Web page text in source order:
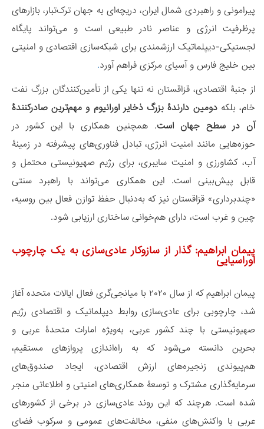
پیرامونی و راهبردی شمال ایران، دریچه‌ای به جهان ترک‌تبار، بازارهای
پرظرفیت انرژی و عناصر نادر طبیعی است و می‌تواند پایگاه
لجستیکی-دیپلماتیک ارزشمندی برای شبکه‌سازی اقتصادی و امنیتی
بین خلیج فارس و آسیای مرکزی فراهم آورد.
از جنبۀ اقتصادی، قزاقستان نه تنها یکی از تأمین‌کنندگان بزرگ نفت
خام، بلکهدومین دارندۀ بزرگ ذخایر اورانیوم و مهم‌ترین صادرکنندۀ
آن در سطح جهان است. همچنین همکاری با این کشور در
حوزه‌هایی مانند امنیت انرژی، تبادل فناوری‌های پیشرفته در زمینۀ
آب، کشاورزی و امنیت سایبری، برای رژیم صهیونیستی محتمل و
قابل پیش‌بینی است. این همکاری می‌تواند با راهبرد سنتی
«چندبرداری» قزاقستان نیز که به‌دنبال حفظ توازن فعال بین روسیه،
چین و غرب است، دارای هم‌خوانی ساختاری ارزیابی شود.
پیمان ابراهیم: گذار از سازوکار عادی‌سازی به یک چارچوب
اوراسیایی
پیمان ابراهیم که از سال ۲۰۲۰ با میانجی‌گری فعال ایالات متحده آغاز
شد، چارچوبی برای عادی‌سازی روابط دیپلماتیک و اقتصادی رژیم
صهیونیستی با چند کشور عربی، به‌ویژه امارات متحدۀ عربی و
بحرین دانسته می‌شود که به راه‌اندازی پروازهای مستقیم،
هم‌پیوندی زنجیره‌های ارزش اقتصادی، ایجاد صندوق‌های
سرمایه‌گذاری مشترک و توسعۀ همکاری‌های امنیتی و اطلاعاتی منجر
شده است. هرچند که این روند عادی‌سازی در برخی از کشورهای
عربی با واکنش‌های منفی، مخالفت‌های عمومی و سرکوب فضای